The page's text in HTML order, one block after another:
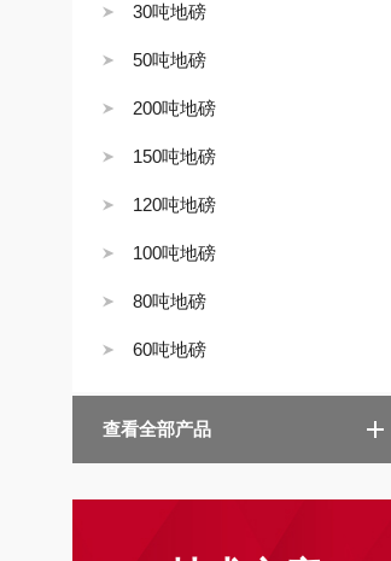
30吨地磅
50吨地磅
200吨地磅
150吨地磅
120吨地磅
100吨地磅
80吨地磅
60吨地磅
查看全部产品